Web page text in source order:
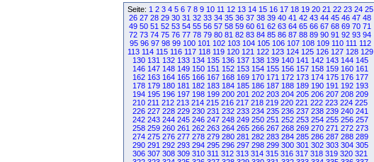
Seite: 1 2 3 4 5 6 7 8 9 10 11 12 13 14 15 16 17 18 19 20 21 22 23 24 25
26 27 28 29 30 31 32 33 34 35 36 37 38 39 40 41 42 43 44 45 46 47 48
49 50 51 52 53 54 55 56 57 58 59 60 61 62 63 64 65 66 67 68 69 70 71
72 73 74 75 76 77 78 79 80 81 82 83 84 85 86 87 88 89 90 91 92 93 94
95 96 97 98 99 100 101 102 103 104 105 106 107 108 109 110 111 112
113 114 115 116 117 118 119 120 121 122 123 124 125 126 127 128 129
130 131 132 133 134 135 136 137 138 139 140 141 142 143 144 145
146 147 148 149 150 151 152 153 154 155 156 157 158 159 160 161
162 163 164 165 166 167 168 169 170 171 172 173 174 175 176 177
178 179 180 181 182 183 184 185 186 187 188 189 190 191 192 193
194 195 196 197 198 199 200 201 202 203 204 205 206 207 208 209
210 211 212 213 214 215 216 217 218 219 220 221 222 223 224 225
226 227 228 229 230 231 232 233 234 235 236 237 238 239 240 241
242 243 244 245 246 247 248 249 250 251 252 253 254 255 256 257
258 259 260 261 262 263 264 265 266 267 268 269 270 271 272 273
274 275 276 277 278 279 280 281 282 283 284 285 286 287 288 289
290 291 292 293 294 295 296 297 298 299 300 301 302 303 304 305
306 307 308 309 310 311 312 313 314 315 316 317 318 319 320 321